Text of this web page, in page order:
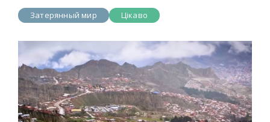
Затерянный мир Цікаво